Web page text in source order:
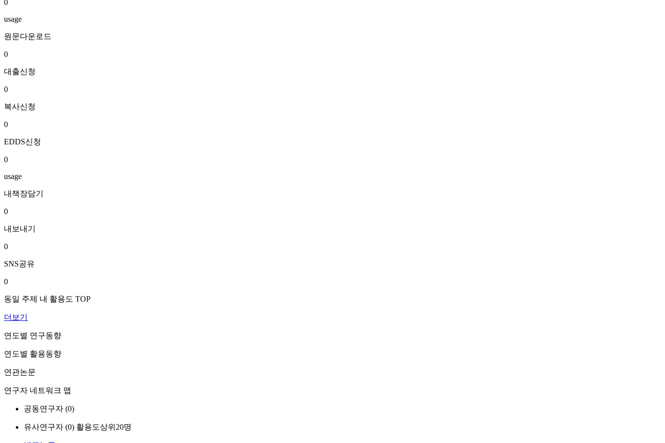
0
usage
원문다운로드
0
대출신청
0
복사신청
0
EDDS신청
0
usage
내책장담기
0
내보내기
0
SNS공유
0
동일 주제 내 활용도 TOP
더보기
연도별 연구동향
연도별 활용동향
연관논문
연구자 네트워크 맵
공동연구자 (0)
유사연구자 (0) 활용도상위20명